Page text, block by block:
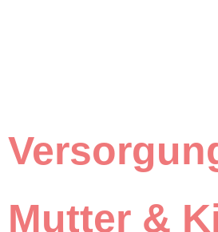
Mutter &